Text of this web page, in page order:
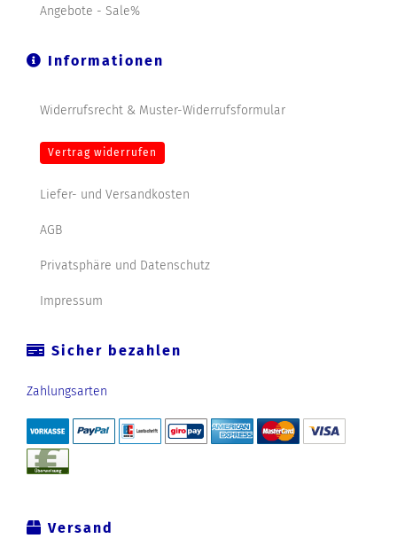
Angebote - Sale%
Informationen
Widerrufsrecht & Muster-Widerrufsformular
Vertrag widerrufen
Liefer- und Versandkosten
AGB
Privatsphäre und Datenschutz
Impressum
Sicher bezahlen
Zahlungsarten
Versand